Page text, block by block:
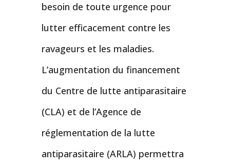
besoin de toute urgence pour
lutter efficacement contre les
ravageurs et les maladies.
L’augmentation du financement
du Centre de lutte antiparasitaire
(CLA) et de l’Agence de
réglementation de la lutte
antiparasitaire (ARLA) permettra